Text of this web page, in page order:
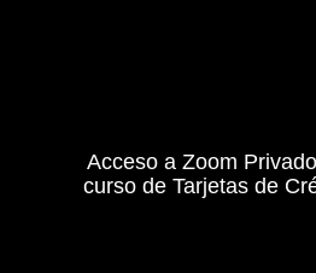
Acceso a Zoom
curso de Tarjetas de